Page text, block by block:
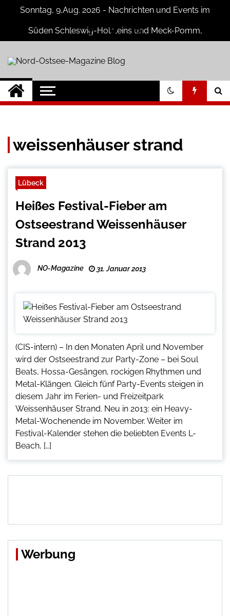
Sonntag, 9,Aug. 2026 - Nachrichten und Events im
Süden Schleswig-Holsteins und Meck-Pomm,
Nord-Ostsee-
Magazine Blog
Der Blog der Nord-Ostsee Magazine
weissenhäuser strand
Lübeck
Heißes Festival-Fieber am
Ostseestrand Weissenhäuser
Strand 2013
NO-Magazine 31. Januar 2013
(CIS-intern) – In den Monaten April und November
wird der Ostseestrand zur Party-Zone – bei Soul
Beats, Hossa-Gesängen, rockigen Rhythmen und
Metal-Klängen. Gleich fünf Party-Events steigen in
diesem Jahr im Ferien- und Freizeitpark
Weissenhäuser Strand. Neu in 2013: ein Heavy-
Metal-Wochenende im November. Weiter im
Festival-Kalender stehen die beliebten Events L-
Beach, […]
Werbung